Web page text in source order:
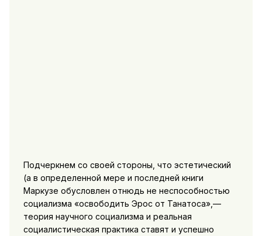
Подчеркнем со своей стороны, что эстетический
(а в опре­деленной мере и последней книги
Маркузе обусловлен отнюдь не неспособностью
социализма «ос­вободить Эрос от Танатоса»,—
теория научного социализма и реальная
социалистическая практика ставят и успешно